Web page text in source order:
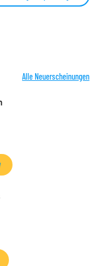
Alle Neuerscheinungen